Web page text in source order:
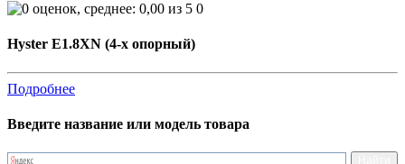
0
Hyster E1.8XN (4-х опорный)
Подробнее
Введите название или модель товара